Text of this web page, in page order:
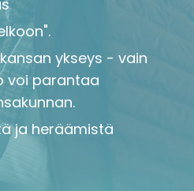
ykseys - vain
voi parantaa
ja heräämistä